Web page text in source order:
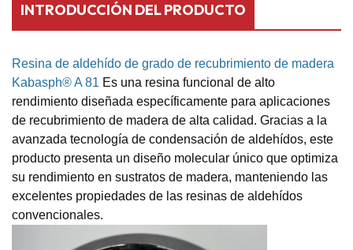
INTRODUCCIÓN DEL PRODUCTO
Resina de aldehído de grado de recubrimiento de madera
Kabasph® A 81 Es una resina funcional de alto
rendimiento diseñada específicamente para aplicaciones
de recubrimiento de madera de alta calidad. Gracias a la
avanzada tecnología de condensación de aldehídos, este
producto presenta un diseño molecular único que optimiza
su rendimiento en sustratos de madera, manteniendo las
excelentes propiedades de las resinas de aldehídos
convencionales.